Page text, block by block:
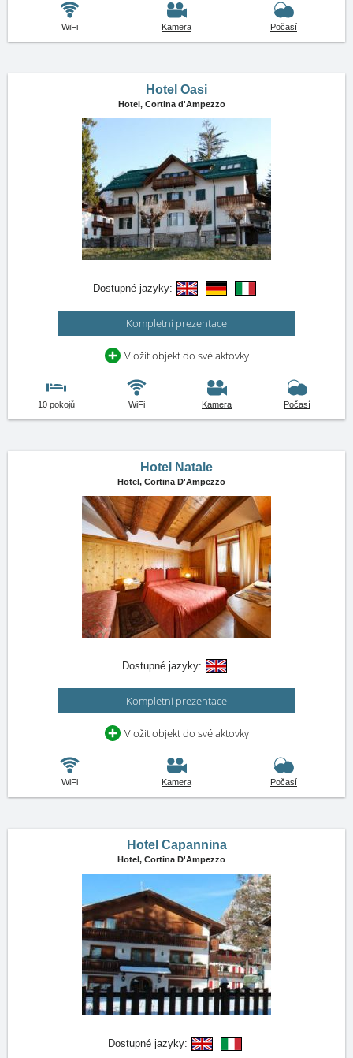
WiFi Kamera Počasí
Hotel Oasi
Hotel, Cortina d'Ampezzo
Dostupné jazyky:
Kompletní prezentace
Vložit objekt do své aktovky
10 pokojů WiFi Kamera Počasí
Hotel Natale
Hotel, Cortina D'Ampezzo
Dostupné jazyky:
Kompletní prezentace
Vložit objekt do své aktovky
WiFi Kamera Počasí
Hotel Capannina
Hotel, Cortina D'Ampezzo
Dostupné jazyky: